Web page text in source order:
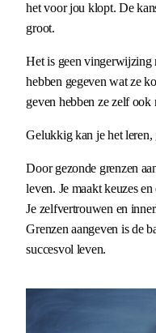
het voor jou klopt. De
groot.
Het is geen vingerwijzing
hebben gegeven wat ze
geven hebben ze zelf ook
Gelukkig kan je het leren,
Door gezonde grenzen
leven. Je maakt keuzes
Je zelfvertrouwen en
Grenzen aangeven is de
succesvol leven.